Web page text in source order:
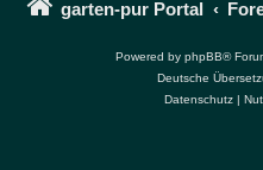
garten-pur Portal
Powered by phpBB®
Deutsche
Datenschutz|